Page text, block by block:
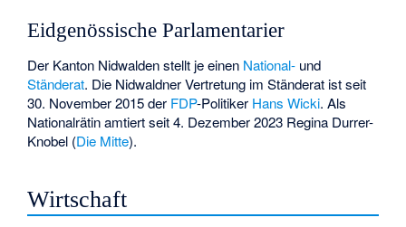
Eidgenössische Parlamentarier
Der Kanton Nidwalden stellt je einen National- und
Ständerat. Die Nidwaldner Vertretung im Ständerat ist seit
30. November 2015 der FDP-Politiker Hans Wicki. Als
Nationalrätin amtiert seit 4. Dezember 2023 Regina Durrer-
Knobel (Die Mitte).
Wirtschaft